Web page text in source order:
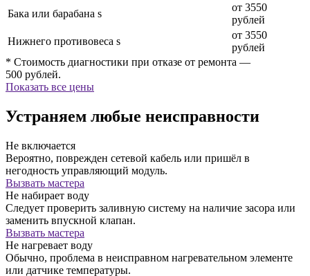
Бака или барабана s
от 3550
рублей
Нижнего противовеса s
от 3550
рублей
* Стоимость диагностики при отказе от ремонта —
500 рублей.
Показать все цены
Устраняем любые неисправности
Не включается
Вероятно, поврежден сетевой кабель или пришёл в
негодность управляющий модуль.
Вызвать мастера
Не набирает воду
Следует проверить заливную систему на наличие засора или
заменить впускной клапан.
Вызвать мастера
Не нагревает воду
Обычно, проблема в неисправном нагревательном элементе
или датчике температуры.